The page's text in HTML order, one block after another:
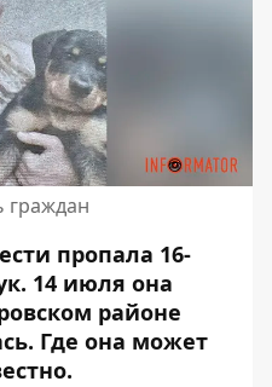
пропала 16-
14 июля она
районе
. Где она может